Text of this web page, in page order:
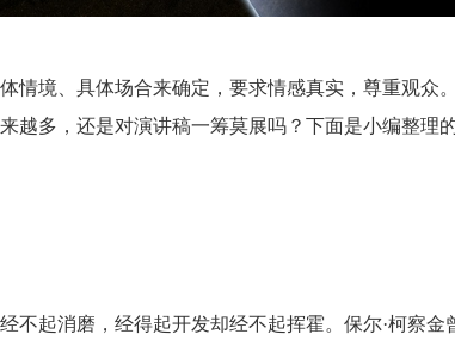
情境、具体场合来确定，要求情感真实，尊重观众
越多，还是对演讲稿一筹莫展吗？下面是小编整理
不起消磨，经得起开发却经不起挥霍。保尔·柯察金